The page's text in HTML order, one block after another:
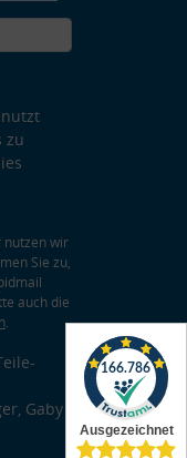
zu
nutzen wir
Sie zu,
auch die
.
Gaby